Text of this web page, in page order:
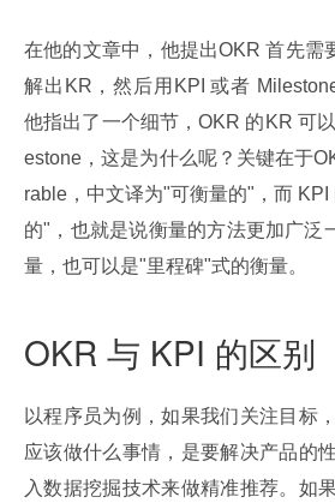
在他的文章中，他提出OKR 首先需
解出KR，然后用KPI 或者
他指出了一个细节，OKR 的KR 可
estone，这是为什么呢？关键在于
rable，中文译为"可衡量的"，而
的"，也就是说衡量的方法更加广泛
量，也可以是"里程碑"式的衡量。
OKR 与 KPI 的区别
以程序员为例，如果我们关注目标
应该做什么事情，是要解决产品的
入数据挖掘技术来做精准推荐。如